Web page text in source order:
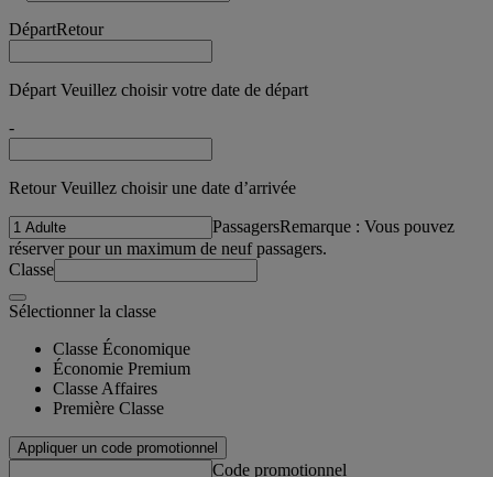
DépartRetour
Départ Veuillez choisir votre date de départ
-
Retour Veuillez choisir une date d’arrivée
PassagersRemarque : Vous pouvez
réserver pour un maximum de neuf passagers.
Classe
Sélectionner la classe
Classe Économique
Économie Premium
Classe Affaires
Première Classe
Appliquer un code promotionnel
Code promotionnel